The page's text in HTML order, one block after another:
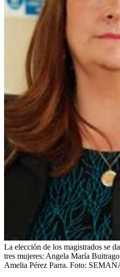
La elección de los magistrados se
tres mujeres: Angela María
Amelia Pérez Parra. Foto: